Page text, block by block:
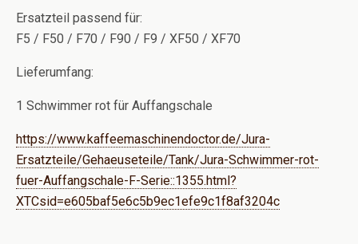
Ersatzteil passend für:
F5 / F50 / F70 / F90 / F9 / XF50 / XF70
Lieferumfang:
1 Schwimmer rot für Auffangschale
https://www.kaffeemaschinendoctor.de/Jura-
Ersatzteile/Gehaeuseteile/Tank/Jura-Schwimmer-rot-
fuer-Auffangschale-F-Serie::1355.html?
XTCsid=e605baf5e6c5b9ec1efe9c1f8af3204c